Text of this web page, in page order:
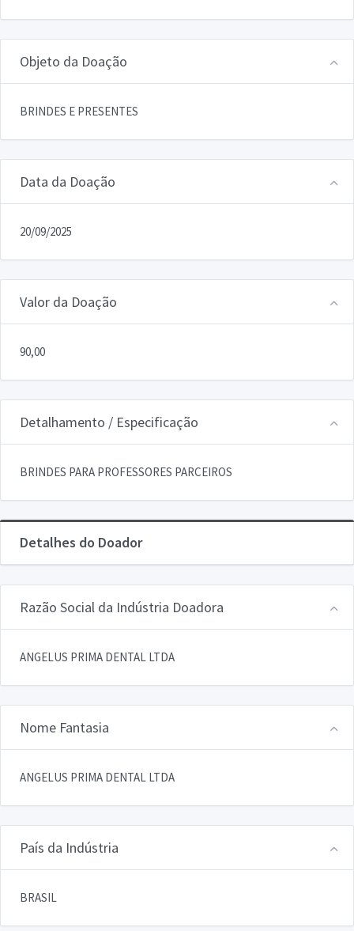
Objeto da Doação
BRINDES E PRESENTES
Data da Doação
20/09/2025
Valor da Doação
90,00
Detalhamento / Especificação
BRINDES PARA PROFESSORES PARCEIROS
Detalhes do Doador
Razão Social da Indústria Doadora
ANGELUS PRIMA DENTAL LTDA
Nome Fantasia
ANGELUS PRIMA DENTAL LTDA
País da Indústria
BRASIL